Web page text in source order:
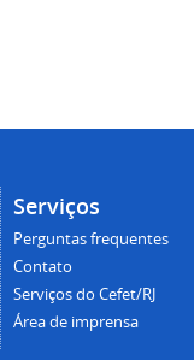
Serviços
Perguntas frequentes
Contato
Serviços do Cefet/RJ
Área de imprensa